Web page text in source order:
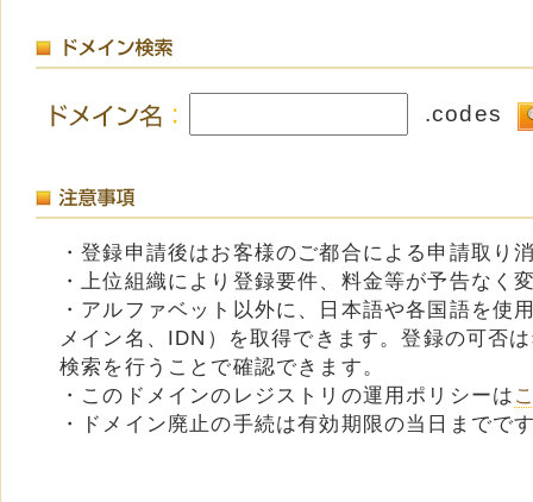
.codes
・登録申請後はお客様のご都合による申請取り
・上位組織により登録要件、料金等が予告なく
・アルファベット以外に、日本語や各国語を使
メイン名、IDN）を取得できます。登録の可否
検索を行うことで確認できます。
・このドメインのレジストリの運用ポリシーは
・ドメイン廃止の手続は有効期限の当日までで